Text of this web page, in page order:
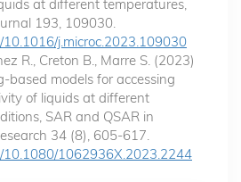
at different temperatures,
193, 109030.
10.1016/j.microc.2023.109030
R., Creton B., Marre S. (2023)
based models for accessing
of liquids at different
SAR and QSAR in
34 (8), 605-617.
10.1080/1062936X.2023.2244